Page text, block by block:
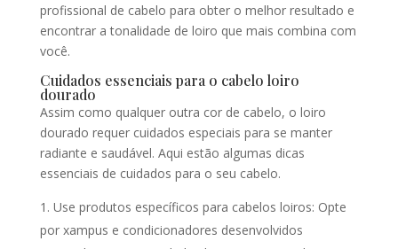
profissional de cabelo para obter o melhor resultado e
encontrar a tonalidade de loiro que mais combina com
você.
Cuidados essenciais para o cabelo loiro
dourado
Assim como qualquer outra cor de cabelo, o loiro
dourado requer cuidados especiais para se manter
radiante e saudável. Aqui estão algumas dicas
essenciais de cuidados para o seu cabelo.
Use produtos específicos para cabelos loiros: Opte
por xampus e condicionadores desenvolvidos